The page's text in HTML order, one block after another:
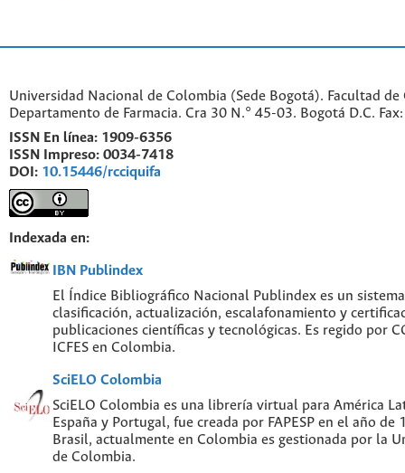
Universidad Nacional de Colombia (Sede Bogotá). Facultad de
Departamento de Farmacia. Cra 30 N.° 45-03. Bogotá D.C.
ISSN En línea: 1909-6356
ISSN Impreso: 0034-7418
DOI: 10.15446/rcciquifa
Indexada en:
IBN Publindex
El Índice Bibliográfico Nacional Publindex es un
clasificación, actualización, escalafonamiento y
publicaciones científicas y tecnológicas. Es regido por
ICFES en Colombia.
SciELO Colombia
SciELO Colombia es una librería virtual para América
España y Portugal, fue creada por FAPESP en el año de
Brasil, actualmente en Colombia es gestionada por la
de Colombia.